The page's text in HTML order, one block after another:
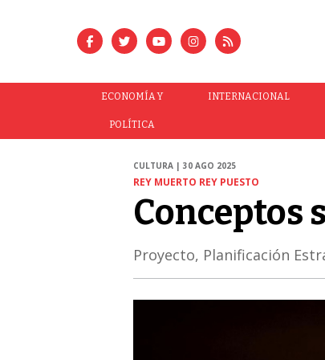
ECONOMÍA Y
POLÍTICA
INTERNACIONAL
CULTURA | 30 AGO 2025
REY MUERTO REY PUESTO
Conceptos
Proyecto, Planificación